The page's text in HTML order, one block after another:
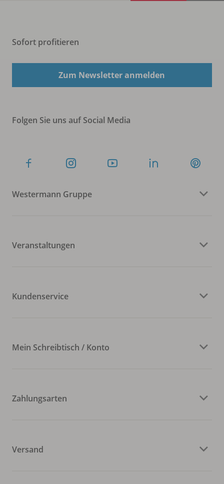
Sofort profitieren
Zum Newsletter anmelden
Folgen Sie uns auf Social Media
Westermann Gruppe
Veranstaltungen
Kundenservice
Mein Schreibtisch / Konto
Zahlungsarten
Versand